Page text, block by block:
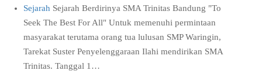
Sejarah Sejarah Berdirinya SMA Trinitas Bandung "To
Seek The Best For All" Untuk memenuhi permintaan
masyarakat terutama orang tua lulusan SMP Waringin,
Tarekat Suster Penyelenggaraan Ilahi mendirikan SMA
Trinitas. Tanggal 1…